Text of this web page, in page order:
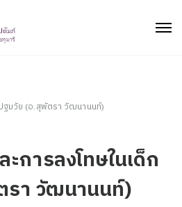
ปฐมวัย (อ.สุพัตรา วัฒนานนท์)
การลงโทษในเด็ก
รา วัฒนานนท์)